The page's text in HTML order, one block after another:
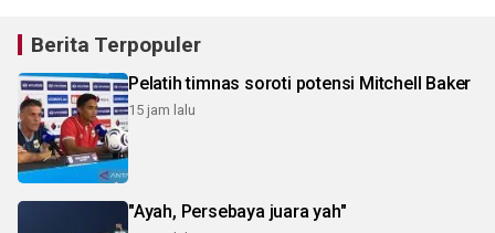
Berita Terpopuler
Pelatih timnas soroti potensi Mitchell Baker
15 jam lalu
"Ayah, Persebaya juara yah"